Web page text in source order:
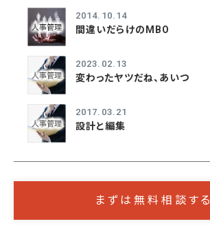
2014.10.14
間違いだらけのMBO
2023.02.13
変わったヤツだね、あいつ
2017.03.21
設計と編集
まずは無料相談する